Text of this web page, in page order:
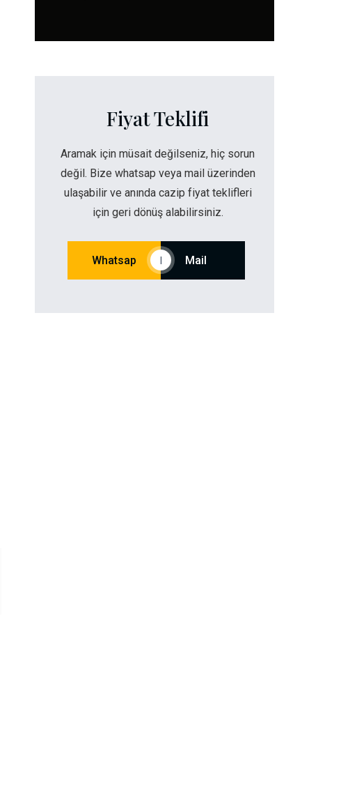
Fiyat Teklifi
Aramak için müsait değilseniz, hiç sorun
değil. Bize whatsap veya mail üzerinden
ulaşabilir ve anında cazip fiyat teklifleri
için geri dönüş alabilirsiniz.
Whatsap Mail